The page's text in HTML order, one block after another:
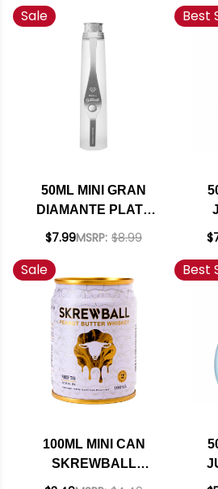
Sale
50ML MINI GRAN
DIAMANTE PLATA
TEQUILA
$7.99MSRP: $8.99
Best
Sale
100ML MINI CAN
SKREWBALL
PEANUT BUTTER
Best